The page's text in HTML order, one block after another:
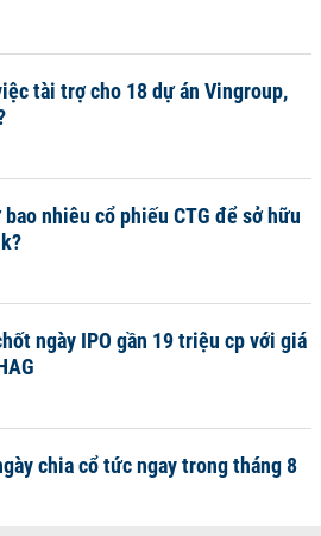
tài trợ cho 18 dự án Vingroup,
nhiêu cổ phiếu CTG để sở hữu
ngày IPO gần 19 triệu cp với giá
chia cổ tức ngay trong tháng 8